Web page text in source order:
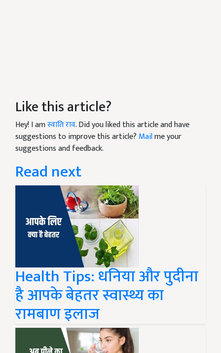
Like this article?
Hey! I amस्वाति राव. Did you liked this article and have
suggestions to improve this article? Mailme your
suggestions and feedback.
Read next
Health Tips: धनिया और पुदीना
है आपके बेहतर स्वास्थ्य का
रामबाण इलाज